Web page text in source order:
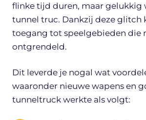
flinke tijd duren, maar gelukkig
tunnel truc. Dankzij deze glitch
toegang tot speelgebieden die
ontgrendeld.
Dit leverde je nogal wat
waaronder nieuwe wapens en
tunneltruck werkte als volgt: